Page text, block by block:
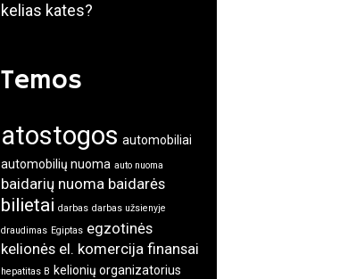
kelias kates?
Temos
atostogos automobiliai
automobilių nuoma auto nuoma
baidarių nuoma baidarės
bilietai darbas darbas užsienyje
draudimas Egiptas egzotinės
kelionės el. komercija finansai
hepatitas B kelionių organizatorius